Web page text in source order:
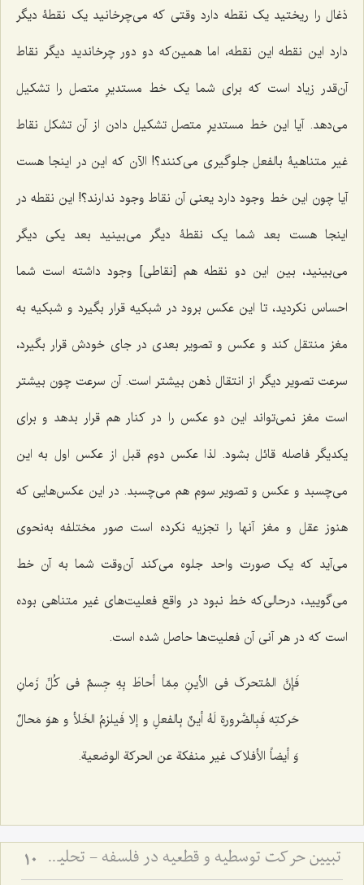
ذغال را ریختید یک نقطه دارد وقتی که می‌چرخانید یک نقطۀ دیگر
دارد این نقطه این نقطه، اما همین‌که دو دور چرخاندید دیگر نقاط
آن‌قدر زیاد است که برای شما یک خط مستدیرِ متصل را تشکیل
می‌دهد. آیا این خط مستدیرِ متصل تشکیل دادن از آن تشکل نقاط
غیر متناهیۀ بالفعل جلوگیری می‌کنند؟! الآن که این در اینجا هست
آیا چون این خط وجود دارد یعنی آن نقاط وجود ندارند؟! این نقطه در
اینجا هست بعد شما یک نقطۀ دیگر می‌بینید بعد یکی دیگر
می‌بینید، بین این دو نقطه هم [نقاطی] وجود داشته است شما
احساس نکردید، تا این عکس برود در شبکیه قرار بگیرد و شبکیه به
مغز منتقل کند و عکس و تصویر بعدی در جای خودش قرار بگیرد،
سرعت تصویر دیگر از انتقال ذهن بیشتر است. آن سرعت چون بیشتر
است مغز نمی‌تواند این دو عکس را در کنار هم قرار بدهد و برای
یکدیگر فاصله قائل بشود. لذا عکس دوم قبل از عکس اول به این
می‌چسبد و عکس و تصویر سوم هم می‌چسبد. در این عکس‌هایی که
هنوز عقل و مغز آنها را تجزیه نکرده است صور مختلفه به‌نحوی
می‌آید که یک صورت واحد جلوه می‌کند آن‌وقت شما به آن خط
می‌گویید، درحالی‌که خط نبود در واقع فعلیت‌های غیر متناهی بوده
است که در هر آنی آن فعلیت‌ها حاصل شده است.
فَإنَّ المُتحرکَ فی الأینِ مِمّا أحاطَ بِهِ جِسمٌ فی کُلِّ زَمانِ
حَرکتِه فَبِالضَّرورةِ لَهُ أینٌ بِالفعلِ و إلا فَیلزمُ الخَلأ و هوَ مَحالٌ
وَ أیضاً الأفلاک غیر منفکة عن الحرکة الوضعیة.
تبیین حرکت توسطیه و قطعیه در فلسفه - تحلیل نسبت فعلیت و قوه در حرکت‌های تدریجی 10